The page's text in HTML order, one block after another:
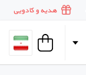
هدیه و کادویی